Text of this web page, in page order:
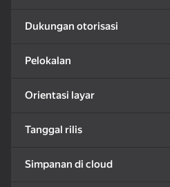
Wonders
Dukungan otorisasi
Pelokalan
Orientasi layar
Tanggal rilis
Simpanan di cloud